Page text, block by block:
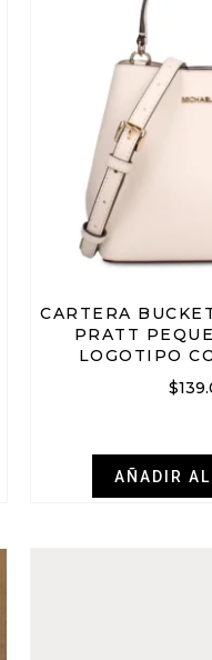
CARTERA
PRATT
LOGOTIPO
$
AÑADIR